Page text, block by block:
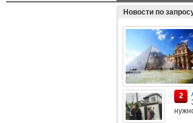
Новости по
2